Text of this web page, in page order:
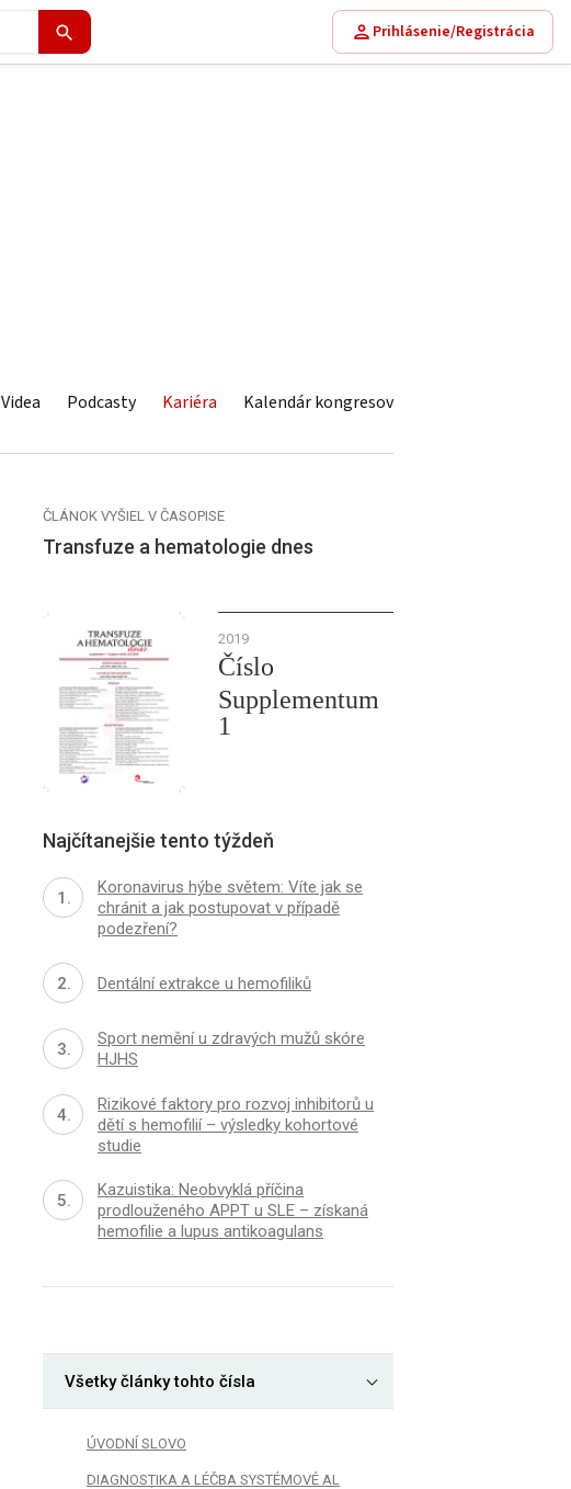
Prihlásenie/Registrácia
Videa Podcasty Kariéra Kalendár kongresov
ČLÁNOK VYŠIEL V ČASOPISE
Transfuze a hematologie dnes
2019
Číslo
Supplementum
1
Najčítanejšie tento týždeň
Koronavirus hýbe světem: Víte jak se
chránit a jak postupovat v případě
podezření?
Dentální extrakce u hemofiliků
Sport nemění u zdravých mužů skóre
HJHS
Rizikové faktory pro rozvoj inhibitorů u
dětí s hemofilií – výsledky kohortové
studie
Kazuistika: Neobvyklá příčina
prodlouženého APPT u SLE – získaná
hemofilie a lupus antikoagulans
Všetky články tohto čísla
ÚVODNÍ SLOVO
DIAGNOSTIKA A LÉČBA SYSTÉMOVÉ AL